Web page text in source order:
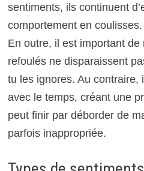
sentiments, ils continuent
comportement en coulisses.
En outre, il est important
refoulés ne disparaissent
tu les ignores. Au contraire,
avec le temps, créant une
peut finir par déborder de
parfois inappropriée.